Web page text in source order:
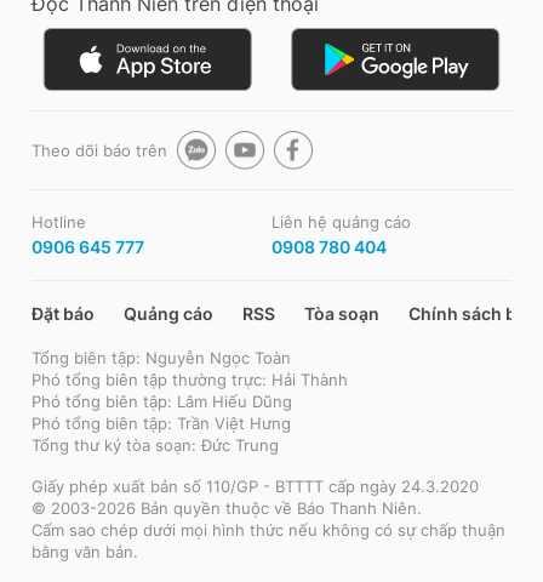
Theo dõi báo trên
Hotline
0906 645 777
Liên hệ quảng cáo
0908 780 404
Đặt báo Quảng cáo RSS Tòa soạn Chính sách bảo
Tổng biên tập: Nguyễn Ngọc Toàn
Phó tổng biên tập thường trực: Hải Thành
Phó tổng biên tập: Lâm Hiếu Dũng
Phó tổng biên tập: Trần Việt Hưng
Tổng thư ký tòa soạn: Đức Trung
Giấy phép xuất bản số 110/GP - BTTTT cấp ngày 24.3.2020
© 2003-2026 Bản quyền thuộc về Báo Thanh Niên.
Cấm sao chép dưới mọi hình thức nếu không có sự chấp thuận
bằng văn bản.